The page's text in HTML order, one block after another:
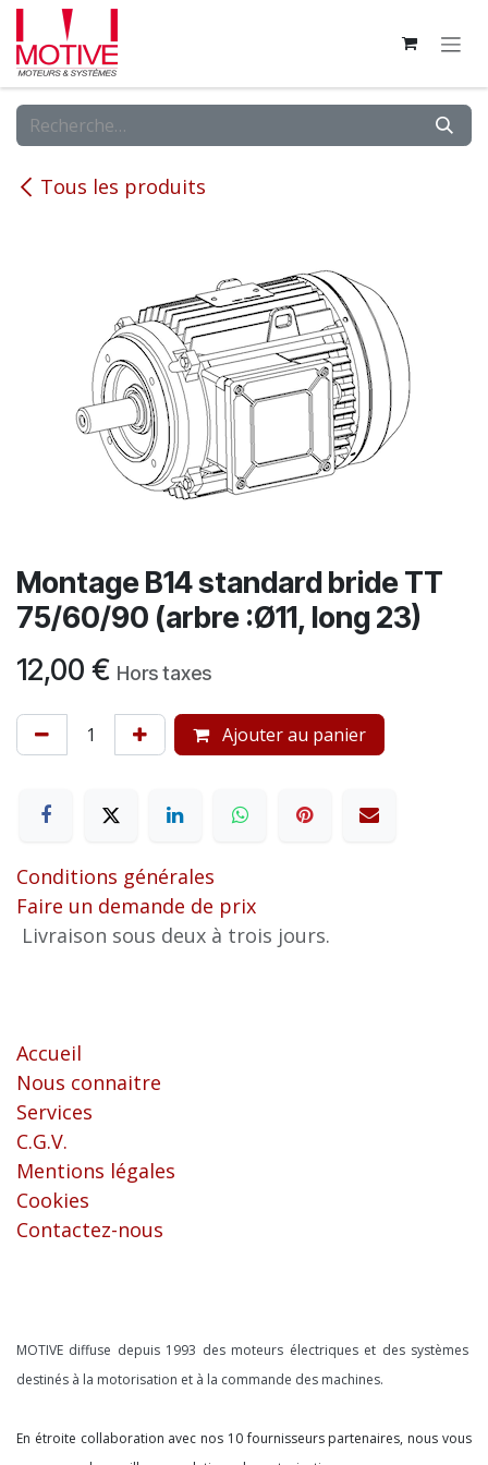
Se rendre au contenu
Tous les produits
Montage B14 standard bride TT
75/60/90 (arbre :Ø11, long 23)
12,00 € Hors taxes
Ajouter au panier
Conditions générales
Faire un demande de prix
Livraison sous deux à trois jours.
Accueil
Nous connaitre
Services
C.G.V.
Mentions légales
Cookies
Contactez-nous
MOTIVE diffuse depuis 1993 des moteurs électriques et des systèmes
destinés à la motorisation et à la commande des machines.
En étroite collaboration avec nos 10 fournisseurs partenaires, nous vous